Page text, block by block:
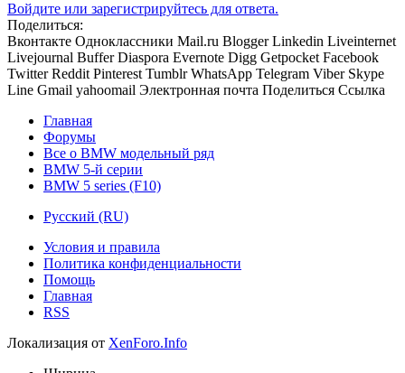
Войдите или зарегистрируйтесь для ответа.
Поделиться:
Вконтакте Одноклассники Mail.ru Blogger Linkedin Liveinternet
Livejournal Buffer Diaspora Evernote Digg Getpocket Facebook
Twitter Reddit Pinterest Tumblr WhatsApp Telegram Viber Skype
Line Gmail yahoomail Электронная почта Поделиться Ссылка
Главная
Форумы
Все о BMW модельный ряд
BMW 5-й серии
BMW 5 series (F10)
Русский (RU)
Условия и правила
Политика конфиденциальности
Помощь
Главная
RSS
Локализация от XenForo.Info